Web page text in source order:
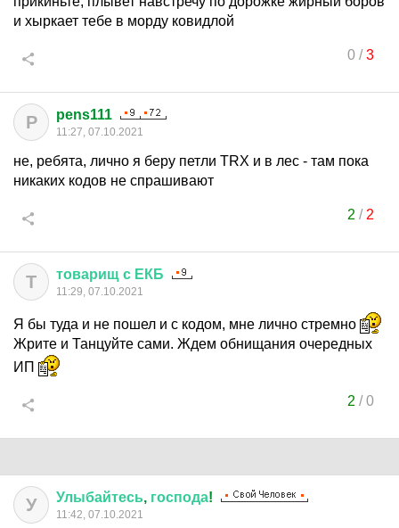
и хыркает тебе в морду ковидлой
0/3
P pens111
11:27, 07.10.2021
не, ребята, лично я беру петли TRX и в лес - там пока
никаких кодов не спрашивают
2 / 2
Т товарищ с ЕКБ
11:29, 07.10.2021
Я бы туда и не пошел и с кодом, мне лично стремно
Жрите и Танцуйте сами. Ждем обнищания очередных
ИП
2 /0
У Улыбайтесь, господа!
11:42, 07.10.2021